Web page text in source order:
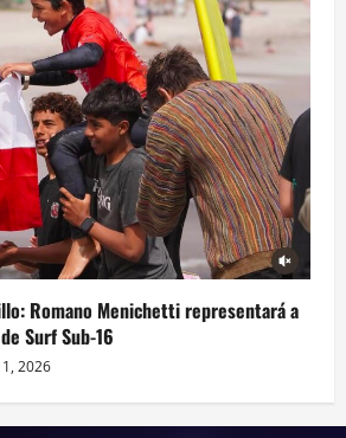
Romano Menichetti representará a
Surf Sub-16
2026